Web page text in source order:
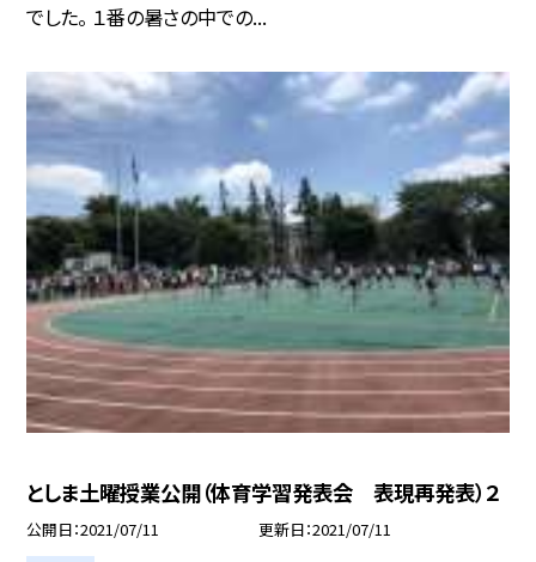
でした。 １番の暑さの中での...
としま土曜授業公開（体育学習発表会 表現再発表）２
公開日 2021/07/11 更新日 2021/07/11